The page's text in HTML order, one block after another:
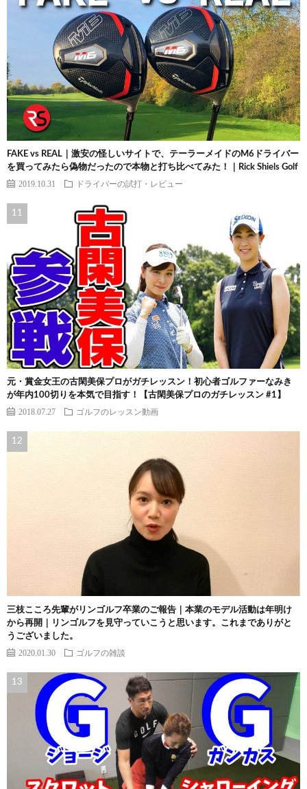
FAKE vs REAL｜激安の怪しいサイトで、テーラーメイドのM6ドライバー
を買ってみたら偽物だったので本物と打ち比べてみた！｜Rick Shiels Golf
2019.10.31 ドライバーの試打・レビュー
元・賞金女王の古閑美保プロがガチレッスン！初心者ゴルファーなみき
が年内100切りを本気で目指す！【古閑美保プロのガチレッスン #1】
2018.07.27 ゴルフのレッスン動画
三枝こころ先輩がリンゴルフ卒業のご報告｜本業のモデル活動は年明け
から再開｜リンゴルフを見守っていこうと思います。これまでありがと
うございました。
2020.01.30 ゴルフの雑談